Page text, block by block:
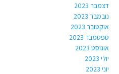
דצמבר 2023
נובמבר 2023
אוקטובר 2023
ספטמבר 2023
אוגוסט 2023
יולי 2023
יוני 2023